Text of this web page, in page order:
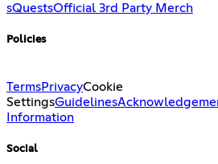
sQuestsOfficial 3rd Party Merch
Policies
TermsPrivacyCookie
SettingsGuidelines
Information
Social